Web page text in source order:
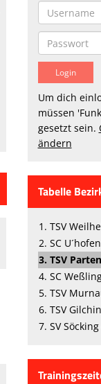
Um dich
müssen
gesetzt sein.
ändern
Tabelle
1. TSV
2. SC
3. TSV
4. SC
5. TSV
6. TSV
7. SV Söcking